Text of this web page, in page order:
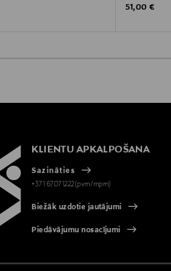
Original Price
51,00 €
KLIENTU APKALPOŠANA
Sazināties
+371 67071222(pvm/mpm)
Biežāk uzdotie jautājumi
Piedāvājumu nosacījumi